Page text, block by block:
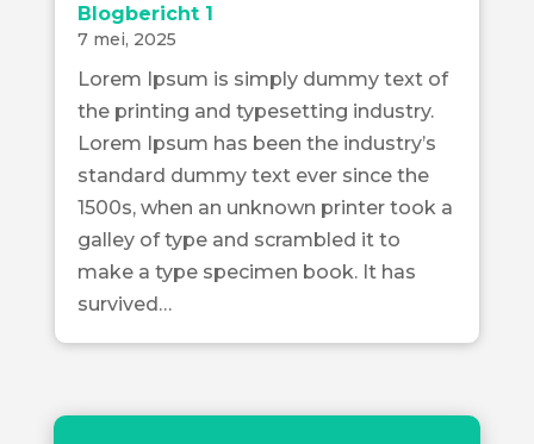
Blogbericht 1
7 mei, 2025
Lorem Ipsum is simply dummy text of
the printing and typesetting industry.
Lorem Ipsum has been the industry’s
standard dummy text ever since the
1500s, when an unknown printer took a
galley of type and scrambled it to
make a type specimen book. It has
survived…